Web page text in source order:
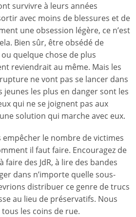
survivre à leurs années
avec moins de blessures et de
une obsession légère, ce n’est
Bien sûr, être obsédé de
quelque chose de plus
reviendrait au même. Mais les
ne vont pas se lancer dans
jeunes les plus en danger sont les
qui ne se joignent pas aux
solution qui marche avec eux.
le nombre de victimes
il faut faire. Encouragez de
faire des JdR, à lire des bandes
dans n’importe quelle sous-
distribuer ce genre de trucs
au lieu de préservatifs. Nous
les coins de rue.